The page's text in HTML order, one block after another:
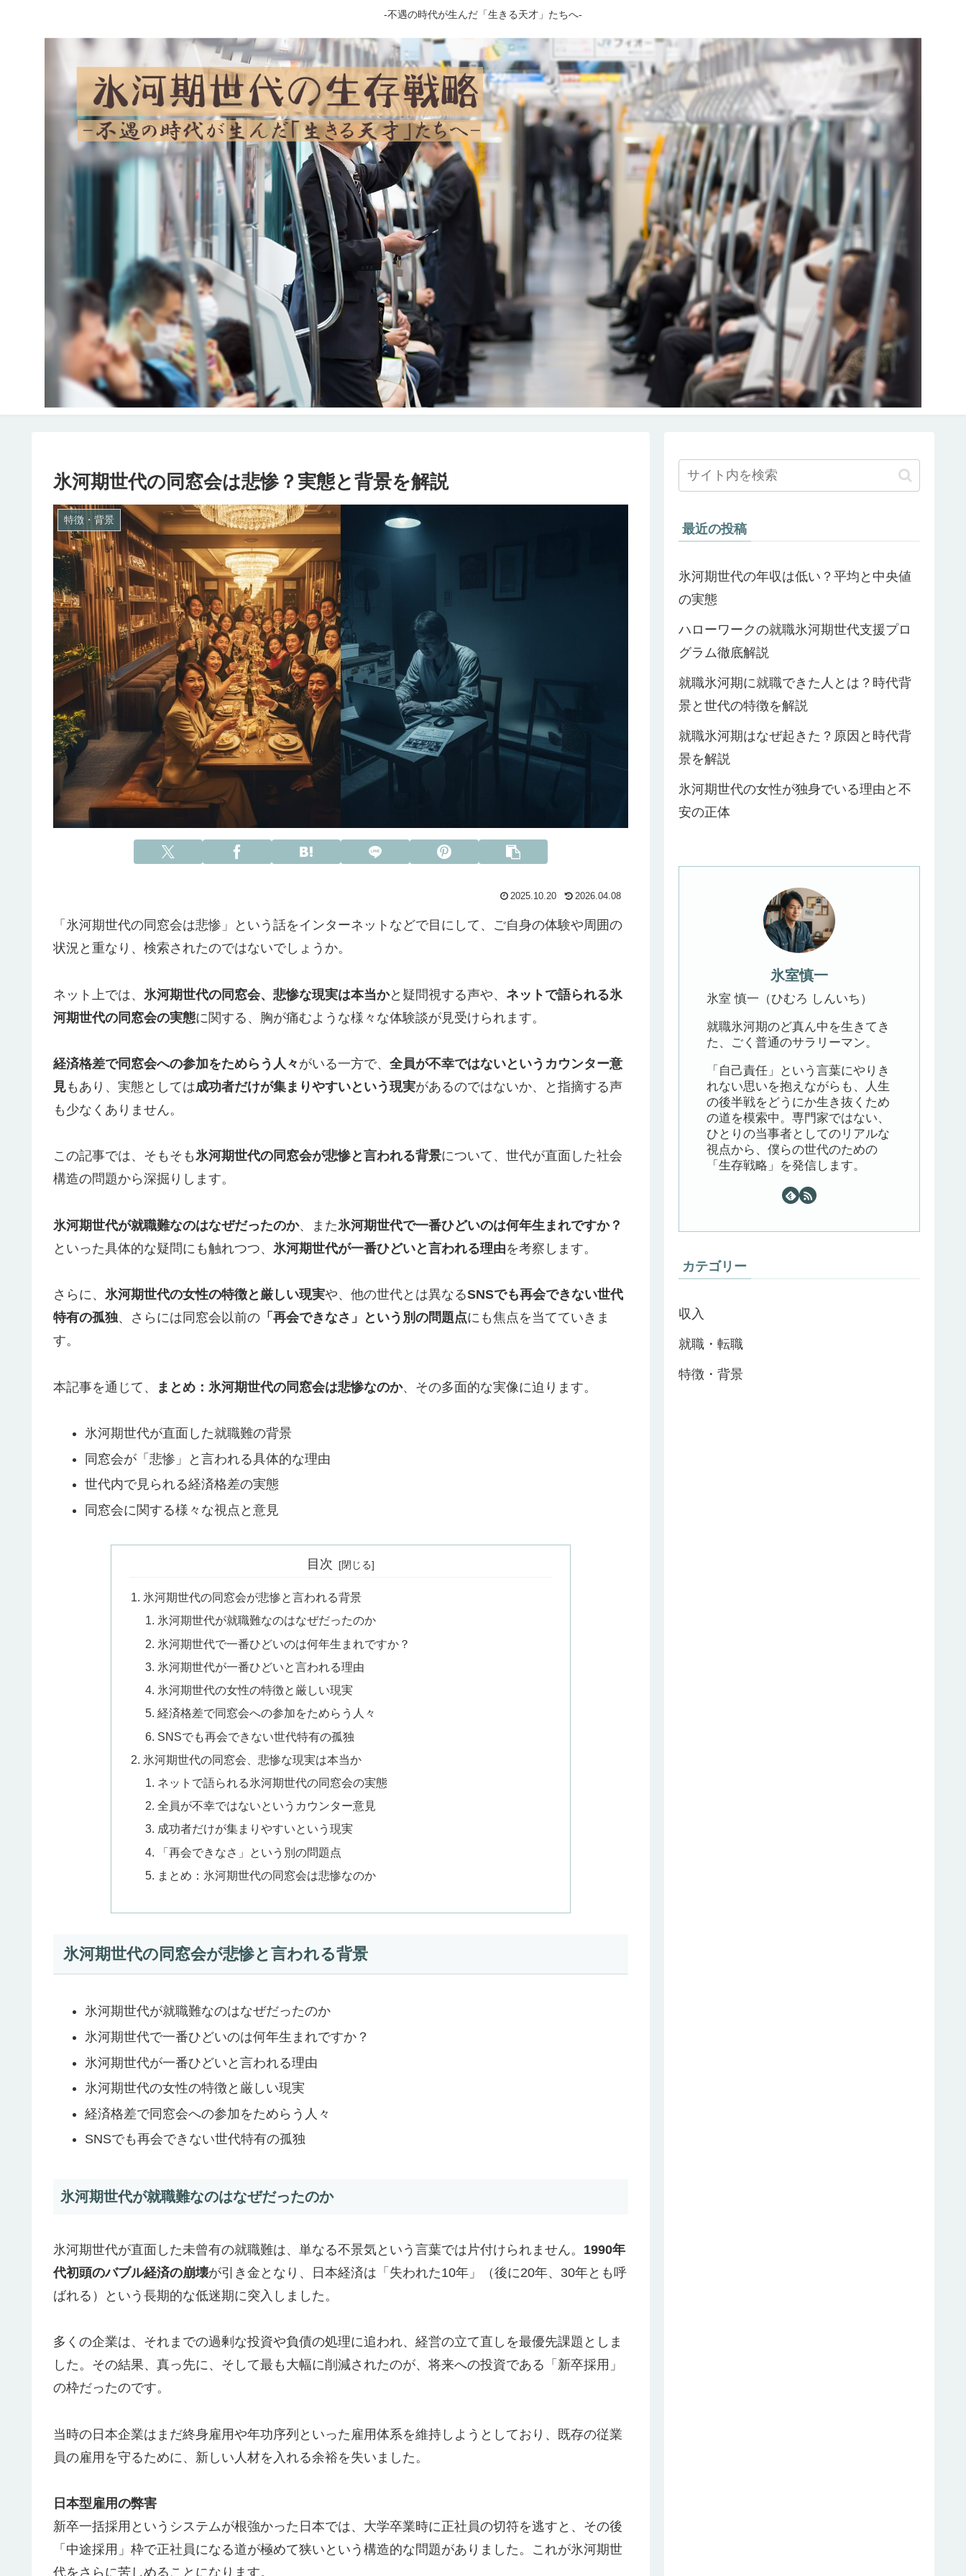
-不遇の時代が生んだ「生きる天才」たちへ-
氷河期世代の同窓会は悲惨？実態と背景を解説
特徴・背景
2025.10.20 2026.04.08
「氷河期世代の同窓会は悲惨」という話をインターネットなどで目にして、ご自身の体験や周囲の
状況と重なり、検索されたのではないでしょうか。
ネット上では、 氷河期世代の同窓会、悲惨な現実は本当かと疑問視する声や、 ネットで語られる氷
河期世代の同窓会の実態に関する、胸が痛むような様々な体験談が見受けられます。
経済格差で同窓会への参加をためらう人々 がいる一方で、 全員が不幸ではないというカウンター意
見もあり、実態としては成功者だけが集まりやすいという現実があるのではないか、と指摘する声
も少なくありません。
この記事では、そもそも氷河期世代の同窓会が悲惨と言われる背景について、世代が直面した社会
構造の問題から深掘りします。
氷河期世代が就職難なのはなぜだったのか、また氷河期世代で一番ひどいのは何年生まれですか？
といった具体的な疑問にも触れつつ、 氷河期世代が一番ひどいと言われる理由を考察します。
さらに、 氷河期世代の女性の特徴と厳しい現実や、他の世代とは異なるSNSでも再会できない世代
特有の孤独、さらには同窓会以前の 「再会できなさ」という別の問題点にも焦点を当てていきま
す。
本記事を通じて、 まとめ：氷河期世代の同窓会は悲惨なのか、その多面的な実像に迫ります。
氷河期世代が直面した就職難の背景
同窓会が「悲惨」と言われる具体的な理由
世代内で見られる経済格差の実態
同窓会に関する様々な視点と意見
目次
氷河期世代の同窓会が悲惨と言われる背景
氷河期世代が就職難なのはなぜだったのか
氷河期世代で一番ひどいのは何年生まれですか？
氷河期世代が一番ひどいと言われる理由
氷河期世代の女性の特徴と厳しい現実
経済格差で同窓会への参加をためらう人々
SNSでも再会できない世代特有の孤独
氷河期世代の同窓会、悲惨な現実は本当か
ネットで語られる氷河期世代の同窓会の実態
全員が不幸ではないというカウンター意見
成功者だけが集まりやすいという現実
「再会できなさ」という別の問題点
まとめ：氷河期世代の同窓会は悲惨なのか
氷河期世代の同窓会が悲惨と言われる背景
氷河期世代が就職難なのはなぜだったのか
氷河期世代で一番ひどいのは何年生まれですか？
氷河期世代が一番ひどいと言われる理由
氷河期世代の女性の特徴と厳しい現実
経済格差で同窓会への参加をためらう人々
SNSでも再会できない世代特有の孤独
氷河期世代が就職難なのはなぜだったのか
氷河期世代が直面した未曾有の就職難は、単なる不景気という言葉では片付けられません。 1990年
代初頭のバブル経済の崩壊が引き金となり、日本経済は「失われた10年」（後に20年、30年とも呼
ばれる）という長期的な低迷期に突入しました。
多くの企業は、それまでの過剰な投資や負債の処理に追われ、経営の立て直しを最優先課題としま
した。その結果、真っ先に、そして最も大幅に削減されたのが、将来への投資である「新卒採用」
の枠だったのです。
当時の日本企業はまだ終身雇用や年功序列といった雇用体系を維持しようとしており、既存の従業
員の雇用を守るために、新しい人材を入れる余裕を失いました。
日本型雇用の弊害
新卒一括採用というシステムが根強かった日本では、大学卒業時に正社員の切符を逃すと、その後
「中途採用」枠で正社員になる道が極めて狭いという構造的な問題がありました。これが氷河期世
代をさらに苦しめることになります。
最近の投稿
氷河期世代の年収は低い？平均と中央値
の実態
ハローワークの就職氷河期世代支援プロ
グラム徹底解説
就職氷河期に就職できた人とは？時代背
景と世代の特徴を解説
就職氷河期はなぜ起きた？原因と時代背
景を解説
氷河期世代の女性が独身でいる理由と不
安の正体
氷室慎一
氷室 慎一（ひむろ しんいち）
就職氷河期のど真ん中を生きてき
た、ごく普通のサラリーマン。
「自己責任」という言葉にやりき
れない思いを抱えながらも、人生
の後半戦をどうにか生き抜くため
の道を模索中。専門家ではない、
ひとりの当事者としてのリアルな
視点から、僕らの世代のための
「生存戦略」を発信します。
カテゴリー
収入
就職・転職
特徴・背景